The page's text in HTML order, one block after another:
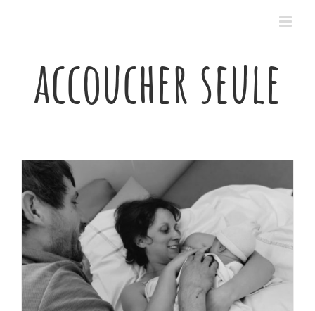
accoucher seule